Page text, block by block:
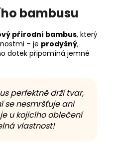
bambusu
přírodní bambus, který
– je prodyšný,
dotek připomíná jemné
perfektně drží tvar,
se nesmršťuje ani
u kojicího oblečení
vlastnost!